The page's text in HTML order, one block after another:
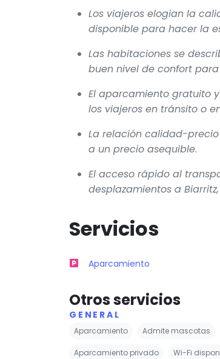
Los viajeros elogian la
disponible para hacer la
Las habitaciones se
buen nivel de confort
El aparcamiento gratuito
los viajeros en tránsito o
La relación calidad-
a un precio asequible.
El acceso rápido al
desplazamientos a
Servicios
Aparcamiento
Otros servicios
GENERAL
Aparcamiento Admite mascotas
Aparcamiento privado Wi-Fi